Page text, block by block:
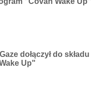
dołączył do składu
Up"